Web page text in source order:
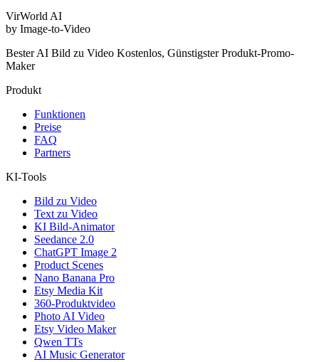
VirWorldAI
by Image-to-Video
Bester AI Bild zu Video Kostenlos, Günstigster Produkt-Promo-
Maker
Produkt
Funktionen
Preise
FAQ
Partners
KI-Tools
Bild zu Video
Text zu Video
KI Bild-Animator
Seedance 2.0
ChatGPT Image 2
Product Scenes
Nano Banana Pro
Etsy Media Kit
360-Produktvideo
Photo AI Video
Etsy Video Maker
Qwen TTs
AI Music Generator